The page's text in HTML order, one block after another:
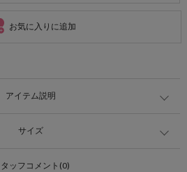
お気に入りに追加
アイテム説明
サイズ
ッフコメント(0)